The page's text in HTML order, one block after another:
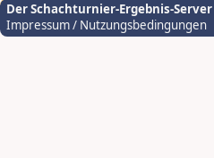
Der Schachturnier-Ergebnis-Server
Impressum / Nutzungsbedingungen